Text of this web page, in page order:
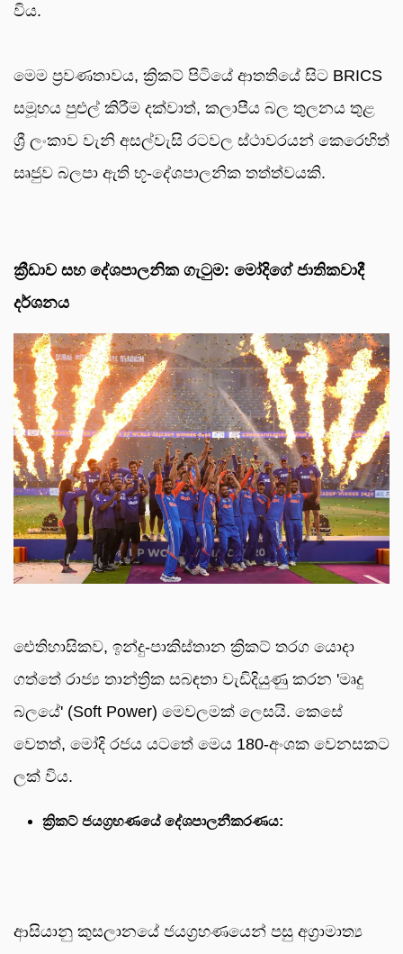
විය.
මෙම ප්‍රවණතාවය, ක්‍රිකට් පිටියේ ආතතියේ සිට BRICS
සමූහය පුළුල් කිරීම දක්වාත්, කලාපීය බල තුලනය තුළ
ශ්‍රී ලංකාව වැනි අසල්වැසි රටවල ස්ථාවරයන් කෙරෙහිත්
සෘජුව බලපා ඇති භූ-දේශපාලනික තත්ත්වයකි.
ක්‍රීඩාව සහ දේශපාලනික ගැටුම: මෝදිගේ ජාතිකවාදී
දර්ශනය
ඓතිහාසිකව, ඉන්දු-පාකිස්තාන ක්‍රිකට් තරග යොදා
ගත්තේ රාජ්‍ය තාන්ත්‍රික සබඳතා වැඩිදියුණු කරන 'මෘදු
බලයේ' (Soft Power) මෙවලමක් ලෙසයි. කෙසේ
වෙතත්, මෝදි රජය යටතේ මෙය 180-අංශක වෙනසකට
ලක් විය.
ක්‍රිකට් ජයග්‍රහණයේ දේශපාලනීකරණය:
ආසියානු කුසලානයේ ජයග්‍රහණයෙන් පසු අග්‍රාමාත්‍ය